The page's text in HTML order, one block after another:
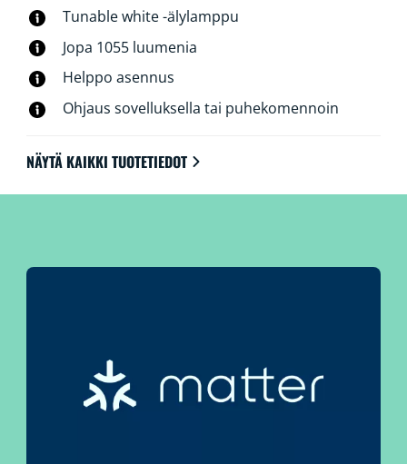
Tunable white -älylamppu
Jopa 1055 luumenia
Helppo asennus
Ohjaus sovelluksella tai puhekomennoin
NÄYTÄ KAIKKI TUOTETIEDOT